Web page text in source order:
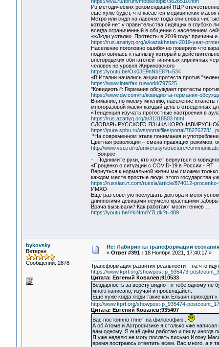
Из методических рекомендаций ПЦР
еще хуже будет, что касается медицинских
Метро или сидя на лавочке тогда они снова
которой нет у правительства сидящих в глубоко
всегда ограниченный в общении с населением
««Люди устали». Протесты в 2019 году: причины и
https://rus.azattyq.org/a/kazakhstan-2019-year-
Население поголовно ошибочно поверило что
подготовилась к наплыву который в
внегородских обитателей типичных кирпичных
человек не уровня Жириновского
https://youtu.be/Ox0JE9nNbE8?t=534
«В Италии начались акции протеста против
https://www.interfax.ru/world/797525
"Ковидиоты": Германия обсуждает протесты
https://www.dw.com/ru/ковидиоты-германия-
Внимание, по моему мнению, население планеты
многоразовой маски каждый день в отведенных
«Тенденция изучать протестные настроения в
https://rus.azattyq.org/a/31318503.html
СЛОВАРЬ РУССКОГО ЯЗЫКА
https://pure.spbu.ru/ws/portalfiles/portal/78276278/
“На современном этапе понимания и
Цветная революция – смена правящих режимов,
http://www.vsu.ru/ru/university/structure/
- Вопрос.
- Поднимите руки, кто хочет вернуться в
«Проценко о ситуации с COVID-19 в России - RT
Вернуться к нормальной жизни мы сможем
каждом месте простые люди этого государства
https://russian.rt.com/russia/article/874012-
ИМХО
Еще раз советую послушать доктора и меня
длинногими девицами неумело красящими
Врача вызывали? Как работают мозги гениев …
https://youtu.be/YkiNmdY7Ldk?t=489
bykovsky
Ветеран
Сообщений: 2878
Re: Лабиринты трансформации
« Ответ #391 : 18 Ноября 2021, 17:40:17 »
Трансформация развития реальности – на что
https://www.kprf.org/showpost-p_935473-
Цитата: Евгений Ковалёв;910533
Бездарность за версту видно - я тебе одному не
мною написано, изучай и просвящайся.
Ещё хуже когда люди такие как Ельцин приходят
http://www.kprf.org/showpost-p_935474-
Цитата: Евгений Ковалёв;935407
Вас постоянно тянет на философию...
А об Атоме и Астрофизике я столько уже
вам одному. Я ещё днём работаю и пишу иногда
Я уже неделю не могу послать письмо Илону
время постраюсь ответить всем. Вас много, а я